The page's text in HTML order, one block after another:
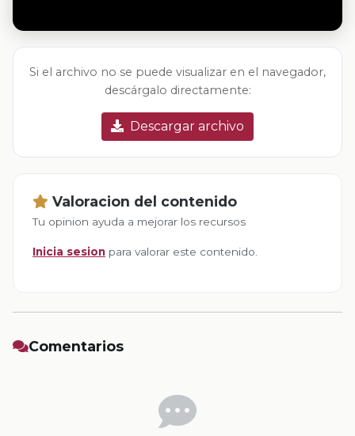
Si el archivo no se puede visualizar en el navegador,
descárgalo directamente:
Descargar archivo
Valoracion del contenido
Tu opinion ayuda a mejorar los recursos
Inicia sesion para valorar este contenido.
Comentarios